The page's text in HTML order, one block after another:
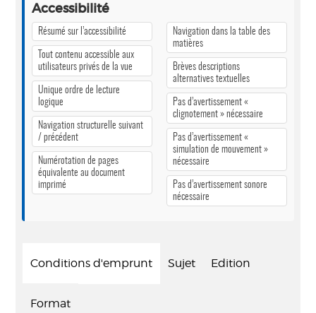
Accessibilité
Résumé sur l’accessibilité
Tout contenu accessible aux
utilisateurs privés de la vue
Unique ordre de lecture
logique
Navigation structurelle suivant
/ précédent
Numérotation de pages
équivalente au document
imprimé
Navigation dans la table des
matières
Brèves descriptions
alternatives textuelles
Pas d’avertissement «
clignotement » nécessaire
Pas d’avertissement «
simulation de mouvement »
nécessaire
Pas d’avertissement sonore
nécessaire
Conditions d'emprunt Sujet Edition
Format